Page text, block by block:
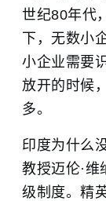
世纪80年代
下，无数小
小企业需要
放开的时候
多。
印度为什么
教授迈伦·
级制度。精